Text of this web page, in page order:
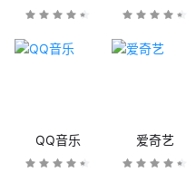
QQ音乐 爱奇艺